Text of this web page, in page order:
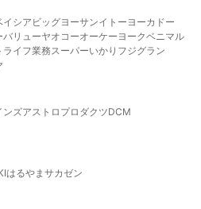
イシア ビッグヨーサンイトーヨーカドー
バリューヤオコーオーケー ヨークベニマル
ライフ業務スーパーいかり フジグラン
ンズアストロプロダクツDCM
はるやま サカゼン